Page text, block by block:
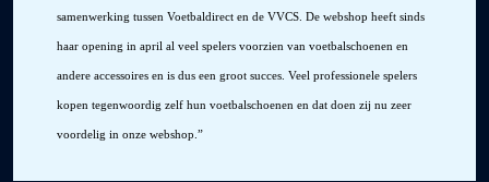
samenwerking tussen Voetbaldirect en de VVCS. De webshop heeft sinds
haar opening in april al veel spelers voorzien van voetbalschoenen en
andere accessoires en is dus een groot succes. Veel professionele spelers
kopen tegenwoordig zelf hun voetbalschoenen en dat doen zij nu zeer
voordelig in onze webshop.”